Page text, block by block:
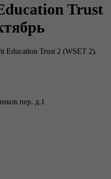
Trust
Education Trust 2 (WSET 2).
пер. д.1